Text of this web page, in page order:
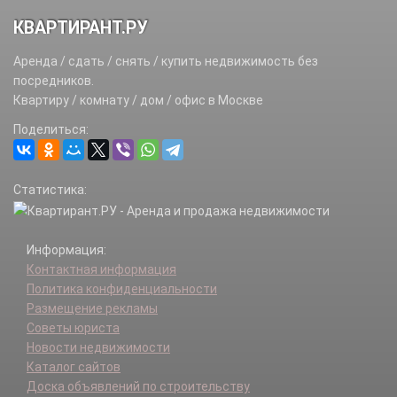
КВАРТИРАНТ.РУ
Аренда / сдать / снять / купить недвижимость без
посредников.
Квартиру / комнату / дом / офис в Москве
Поделиться:
Статистика:
Информация:
Контактная информация
Политика конфиденциальности
Размещение рекламы
Советы юриста
Новости недвижимости
Каталог сайтов
Доска объявлений по строительству